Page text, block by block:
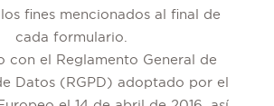
fines mencionados al final de
cada formulario.
con el Reglamento General de
Datos (RGPD) adoptado por el